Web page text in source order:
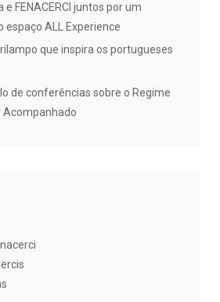
e FENACERCI juntos por um
espaço ALL Experience
que inspira os portugueses
de conferências sobre o Regime
Acompanhado